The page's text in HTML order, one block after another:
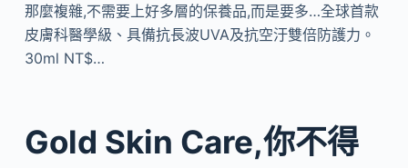
那麼複雜,不需要上好多層的保養品,而是要多…全球首款
皮膚科醫學級、具備抗長波UVA及抗空汙雙倍防護力。
30ml NT$…
Gold Skin Care,你不得